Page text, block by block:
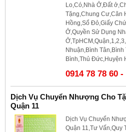
Lo,Có,Nhà Ở,Đất
Tặng,Chung Cư,Căn
Hồng,Sổ Đỏ,Giấy
Ở,Quyền Sử Dụng
Nhuận,Bình Tân,Bình
Bình,Thủ Đức,Huyện
0914 78 78 60
Dịch Vụ Chuyển Nhượng Cho
Quận 11
Dịch Vụ Chuyển
Quận 11,Tư Vấn,Quy